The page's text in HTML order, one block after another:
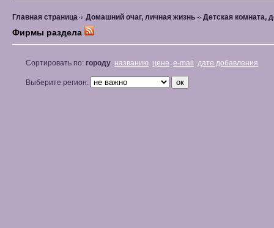
Главная страница Домашний очаг, личная жизнь Детская комната,
Фирмы раздела
Сортировать по: городу названию цене e-mail дате добавления
Выберите регион: